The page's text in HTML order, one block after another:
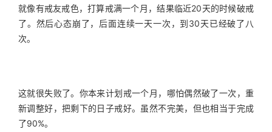
就像有戒友戒色，打算戒满一个月，结果临近20天的时候破戒
了。然后心态崩了，后面连续一天一次，到30天已经破了八
次。
这就很失败了。你本来计划戒一个月，哪怕偶然破了一次，重
新调整好，把剩下的日子戒好。虽然不完美，但也相当于完成
了90%。